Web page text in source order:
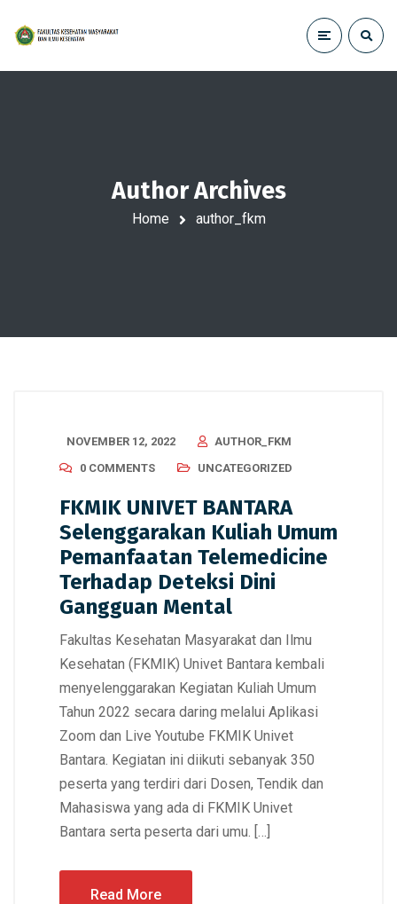
Author Archives
Home author_fkm
NOVEMBER 12, 2022
AUTHOR_FKM
0 COMMENTS
UNCATEGORIZED
FKMIK UNIVET BANTARA
Selenggarakan Kuliah Umum
Pemanfaatan Telemedicine
Terhadap Deteksi Dini
Gangguan Mental
Fakultas Kesehatan Masyarakat dan Ilmu
Kesehatan (FKMIK) Univet Bantara kembali
menyelenggarakan Kegiatan Kuliah Umum
Tahun 2022 secara daring melalui Aplikasi
Zoom dan Live Youtube FKMIK Univet
Bantara. Kegiatan ini diikuti sebanyak 350
peserta yang terdiri dari Dosen, Tendik dan
Mahasiswa yang ada di FKMIK Univet
Bantara serta peserta dari umu. […]
Read More